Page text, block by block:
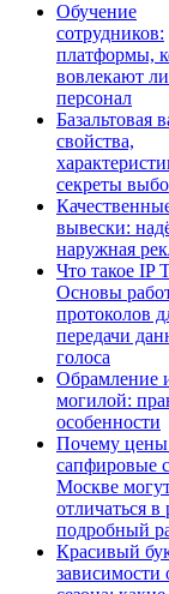
Обучение
сотрудников:
платформы,
вовлекают
персонал
Базальтовая
свойства,
секреты
вывески:
наружная
Что такое IP
Основы
протоколов
передачи
голоса
Обрамление
могилой:
особенности
Почему цены
сапфировые
Москве
отличаться в
подробный
Красивый
зависимости